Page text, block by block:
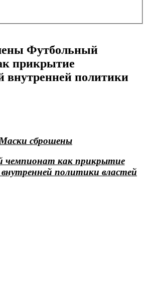
Футбольный
прикрытие
внутренней политики
Маски сброшены
чемпионат как прикрытие
политики властей